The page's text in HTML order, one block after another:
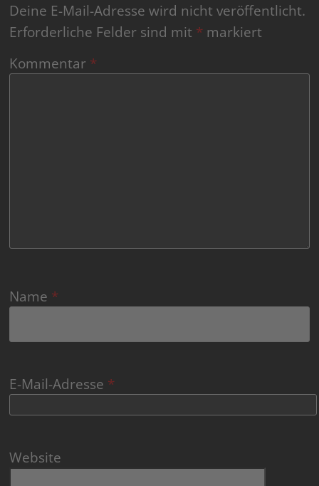
Deine E-Mail-Adresse wird nicht veröffentlicht.
Erforderliche Felder sind mit * markiert
Kommentar *
Name *
E-Mail-Adresse *
Website